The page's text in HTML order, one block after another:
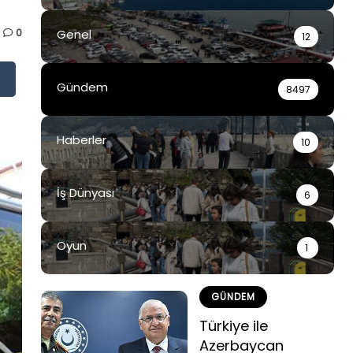
0 Genel 12
Gündem 8497
Haberler 10
İş Dünyası 6
Oyun 1
GÜNDEM
Türkiye ile
Azerbaycan